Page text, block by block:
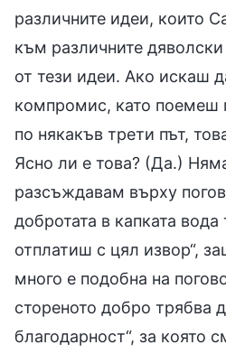
различните идеи, които
към различните
от тези идеи. Ако искаш
компромис, като поемеш
по някакъв трети път,
Ясно ли е това? (Да.)
разсъждавам върху
добротата в капката вода
отплатиш с цял извор“,
много е подобна на
стореното добро трябва
благодарност“, за която